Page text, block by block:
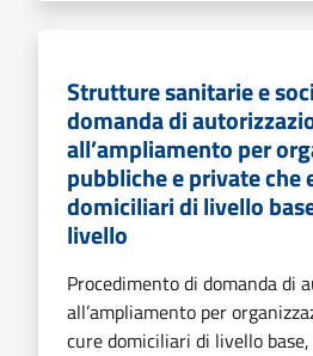
Strutture sanitarie e
domanda di
all’ampliamento per
pubbliche e private che
domiciliari di livello
livello
Procedimento di domanda di
all’ampliamento per
cure domiciliari di livello